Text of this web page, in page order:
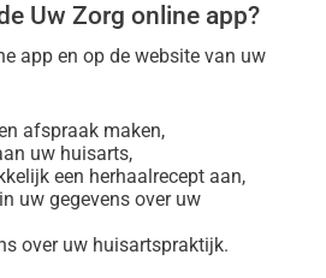
Uw Zorg online app?
app en op de website van uw
afspraak maken,
uw huisarts,
een herhaalrecept aan,
uw gegevens over uw
over uw huisartspraktijk.